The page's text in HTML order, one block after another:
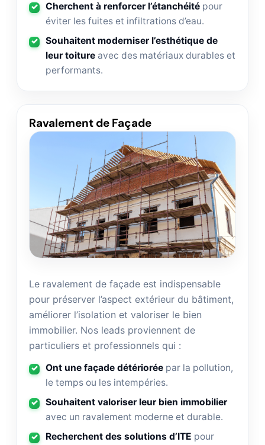
Cherchent à renforcer l’étanchéitépour
éviter les fuites et infiltrations d’eau.
Souhaitent moderniser l’esthétique de
leur toitureavec des matériaux durables et
performants.
Ravalement de Façade
Le ravalement de façade est indispensable
pour préserver l’aspect extérieur du bâtiment,
améliorer l’isolation et valoriser le bien
immobilier. Nos leads proviennent de
particuliers et professionnels qui :
Ont une façade détérioréepar la pollution,
le temps ou les intempéries.
Souhaitent valoriser leur bien immobilier
avec un ravalement moderne et durable.
Recherchent des solutions d’ITE pour